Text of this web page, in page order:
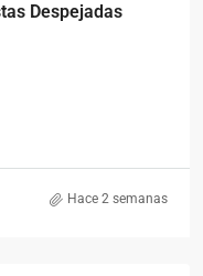
Despejadas
Hace 2 semanas